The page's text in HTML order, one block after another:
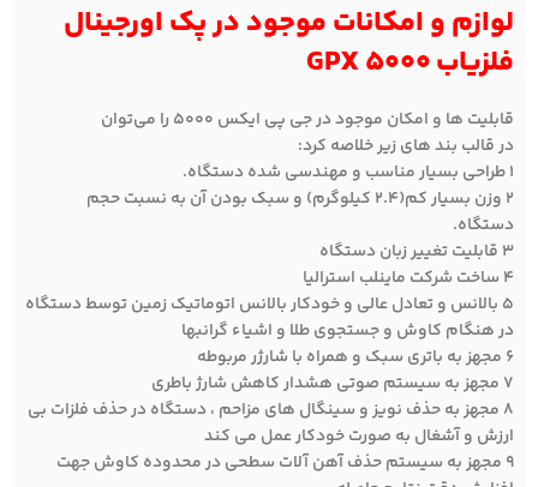
لوازم و امکانات موجود در پک اورجینال
فلزیابGPX 5000
قابلیت ها و امکان موجود در جی پی ایکس ۵۰۰۰ را می‌توان
در قالب بند های زیر خلاصه کرد:
۱ طراحی بسیار مناسب و مهندسی شده دستگاه.
۲ وزن بسیار کم(۲.۴ کیلوگرم) و سبک بودن آن به نسبت حجم
دستگاه.
۳ قابلیت تغییر زبان دستگاه
۴ ساخت شرکت ماینلب استرالیا
۵ بالانس و تعادل عالی و خودکار بالانس اتوماتیک زمین توسط دستگاه
در هنگام کاوش و جستجوی طلا و اشیاء گرانبها
۶ مجهز به باتری سبک و همراه با شارژر مربوطه
۷ مجهز به سیستم صوتی هشدار کاهش شارژ باطری
۸ مجهز به حذف نویز و سینگال های مزاحم ، دستگاه در حذف فلزات بی
ارزش و آشغال به صورت خودکار عمل می کند
۹ مجهز به سیستم حذف آهن آلات سطحی در محدوده کاوش جهت